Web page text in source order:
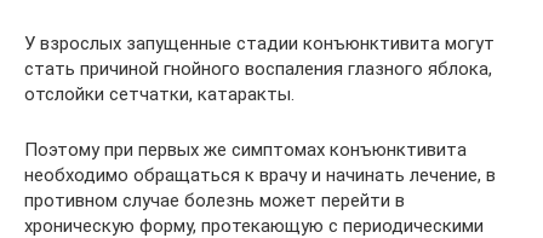
У взрослых запущенные стадии конъюнктивита могут
стать причиной гнойного воспаления глазного яблока,
отслойки сетчатки, катаракты.
Поэтому при первых же симптомах конъюнктивита
необходимо обращаться к врачу и начинать лечение, в
противном случае болезнь может перейти в
хроническую форму, протекающую с периодическими